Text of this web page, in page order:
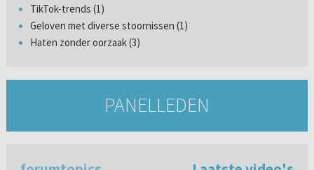
TikTok-trends (1)
Geloven met diverse stoornissen (1)
Haten zonder oorzaak (3)
PANELLEDEN